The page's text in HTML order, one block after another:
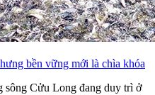
bền vững mới là chìa khóa
sông Cửu Long đang duy trì ở